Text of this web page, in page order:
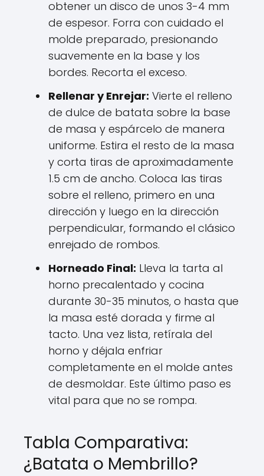
obtener un disco de unos 3-4 mm
de espesor. Forra con cuidado el
molde preparado, presionando
suavemente en la base y los
bordes. Recorta el exceso.
Rellenar y Enrejar: Vierte el relleno
de dulce de batata sobre la base
de masa y espárcelo de manera
uniforme. Estira el resto de la masa
y corta tiras de aproximadamente
1.5 cm de ancho. Coloca las tiras
sobre el relleno, primero en una
dirección y luego en la dirección
perpendicular, formando el clásico
enrejado de rombos.
Horneado Final: Lleva la tarta al
horno precalentado y cocina
durante 30-35 minutos, o hasta que
la masa esté dorada y firme al
tacto. Una vez lista, retírala del
horno y déjala enfriar
completamente en el molde antes
de desmoldar. Este último paso es
vital para que no se rompa.
Tabla Comparativa:
¿Batata o Membrillo?